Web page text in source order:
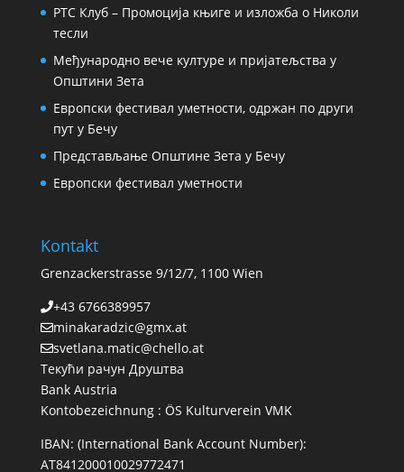
РТС Клуб – Промоција књиге и изложба о Николи
тесли
Међународно вече културе и пријатељства у
Општини Зета
Европски фестивал уметности, одржан по други
пут у Бечу
Представљање Општине Зета у Бечу
Европски фестивал уметности
Kontakt
Grenzackerstrasse 9/12/7, 1100 Wien
+43 6766389957
minakaradzic@gmx.at
svetlana.matic@chello.at
Текући рачун Друштва
Bank Austria
Kontobezeichnung : ÖS Kulturverein VMK
IBAN: (International Bank Account Number):
AT841200010029772471